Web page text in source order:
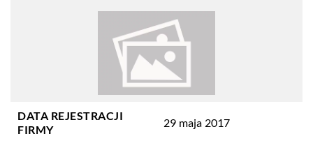
DATA REJESTRACJI
FIRMY
29 maja 2017